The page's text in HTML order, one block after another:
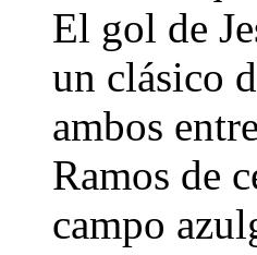
El gol de
un clásico
ambos
Ramos de
campo